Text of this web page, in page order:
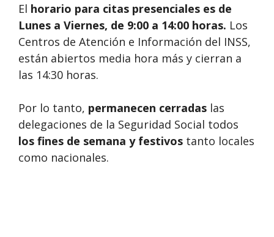
El horario para citas presenciales es de
Lunes a Viernes, de 9:00 a 14:00 horas. Los
Centros de Atención e Información del INSS,
están abiertos media hora más y cierran a
las 14:30 horas.
Por lo tanto, permanecen cerradas las
delegaciones de la Seguridad Social todos
los fines de semana y festivos tanto locales
como nacionales.